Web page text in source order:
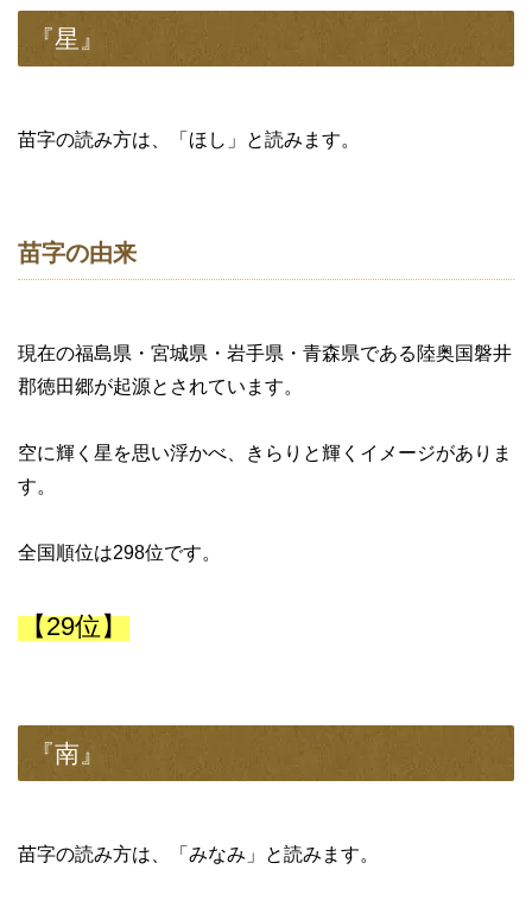
『星』
苗字の読み方は、「ほし」と読みます。
苗字の由来
現在の福島県・宮城県・岩手県・青森県である陸奥国磐井
郡徳田郷が起源とされています。
空に輝く星を思い浮かべ、きらりと輝くイメージがありま
す。
全国順位は298位です。
【29位】
『南』
苗字の読み方は、「みなみ」と読みます。